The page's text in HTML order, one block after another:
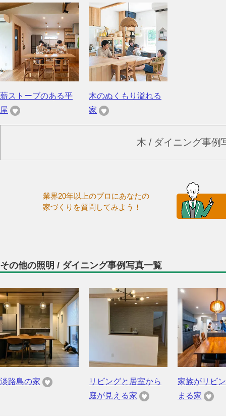
薪ストーブのある平
屋
木のぬくもり溢れる
家
木 / ダイニング事例
業界20年以上のプロにあなたの
家づくりを質問してみよう！
その他の照明 / ダイニング事例写真一覧
淡路島の家
リビングと居室から
庭が見える家
家族がリビ
まる家